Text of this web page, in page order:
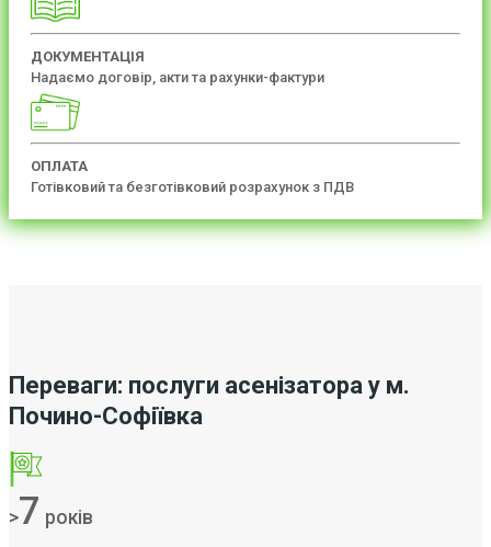
ДОКУМЕНТАЦІЯ
Надаємо договір, акти та рахунки-фактури
ОПЛАТА
Готівковий та безготівковий розрахунок з ПДВ
Переваги: послуги асенізатора у м.
Почино-Софіївка
>7 років